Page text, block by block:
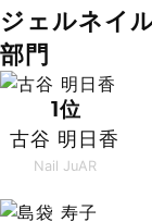
ジェルネイ
部門
1位
古谷 明日香
Nail JuAR